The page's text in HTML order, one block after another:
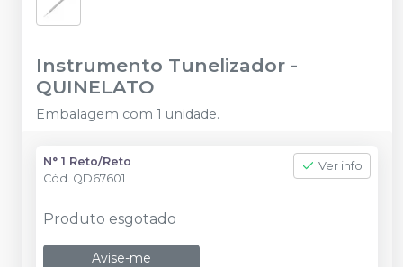
Instrumento Tunelizador -
QUINELATO
Embalagem com 1 unidade.
N° 1 Reto/Reto
Cód. QD67601
Ver info
Produto esgotado
Avise-me